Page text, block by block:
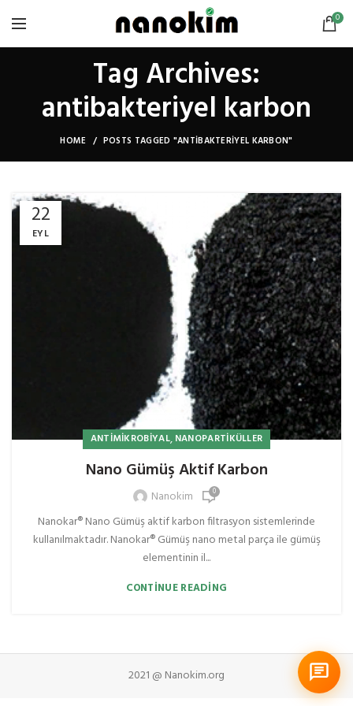
0
Tag Archives:
antibakteriyel karbon
HOME POSTS TAGGED "ANTIBAKTERIYEL KARBON"
22
EYL
ANTIMIKROBIYAL, NANOPARTIKÜLLER
Nano Gümüş Aktif Karbon
Nanokim 0
Nanokar® Nano Gümüş aktif karbon filtrasyon sistemlerinde
kullanılmaktadır. Nanokar® Gümüş nano metal parça ile gümüş
elementinin il...
CONTINUE READING
2021 @ Nanokim.org